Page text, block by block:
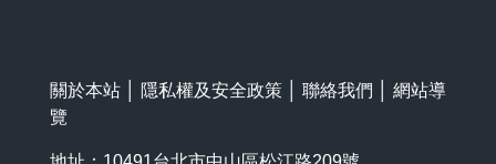
關於本站 隱私權及安全政策 聯絡我們
網站導
覽